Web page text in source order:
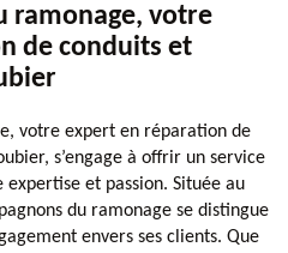
ramonage, votre
de conduits et
votre expert en réparation de
s’engage à offrir un service
et passion. Située au
du ramonage se distingue
envers ses clients. Que